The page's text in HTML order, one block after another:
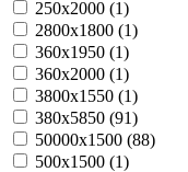
250х2000 (1)
2800х1800 (1)
360х1950 (1)
360х2000 (1)
3800х1550 (1)
380х5850 (91)
50000х1500 (88)
500х1500 (1)